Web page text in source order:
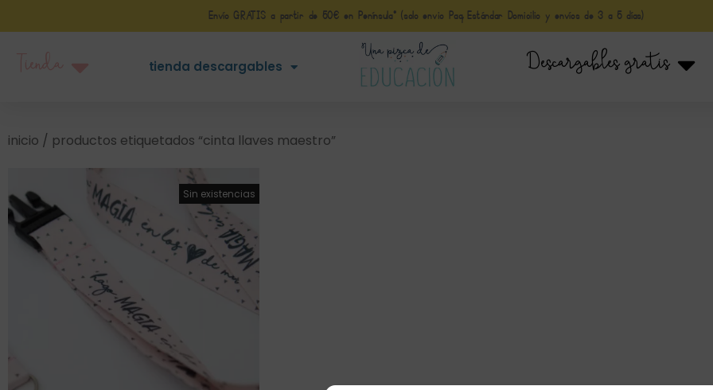
Envío GRATIS a partir de 50€ en Península* (solo envio Paq Estándar Domicilio y envíos de 3 a 5 días)
tienda descargables Descargables gratis
inicio / productos etiquetados “cinta llaves maestro”
¡Oferta!
Sin existencias